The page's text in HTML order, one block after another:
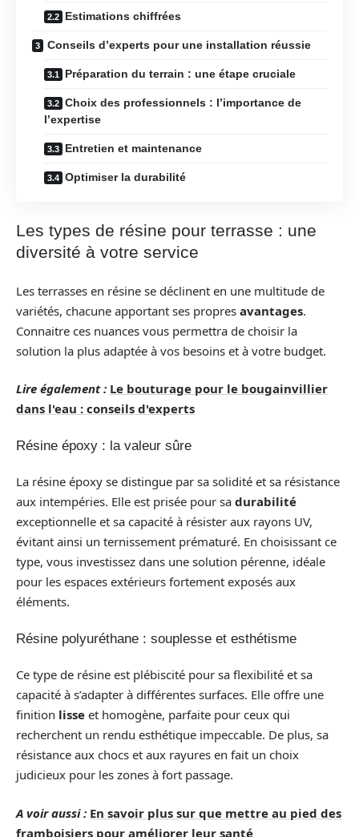
Estimations chiffrées
Conseils d’experts pour une installation réussie
Préparation du terrain : une étape cruciale
Choix des professionnels : l’importance de
l’expertise
Entretien et maintenance
Optimiser la durabilité
Les types de résine pour terrasse : une
diversité à votre service
Les terrasses en résine se déclinent en une multitude de
variétés, chacune apportant ses propres avantages.
Connaitre ces nuances vous permettra de choisir la
solution la plus adaptée à vos besoins et à votre budget.
Lire également : Le bouturage pour le bougainvillier
dans l'eau : conseils d'experts
Résine époxy : la valeur sûre
La résine époxy se distingue par sa solidité et sa résistance
aux intempéries. Elle est prisée pour sa durabilité
exceptionnelle et sa capacité à résister aux rayons UV,
évitant ainsi un ternissement prématuré. En choisissant ce
type, vous investissez dans une solution pérenne, idéale
pour les espaces extérieurs fortement exposés aux
éléments.
Résine polyuréthane : souplesse et esthétisme
Ce type de résine est plébiscité pour sa flexibilité et sa
capacité à s’adapter à différentes surfaces. Elle offre une
finition lisse et homogène, parfaite pour ceux qui
recherchent un rendu esthétique impeccable. De plus, sa
résistance aux chocs et aux rayures en fait un choix
judicieux pour les zones à fort passage.
A voir aussi : En savoir plus sur que mettre au pied des
framboisiers pour améliorer leur santé